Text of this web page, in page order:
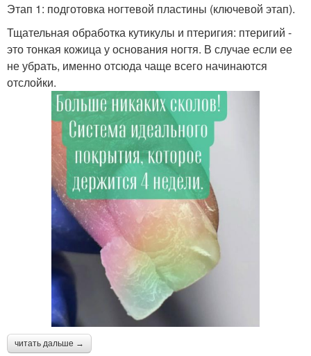
Этап 1: подготовка ногтевой пластины (ключевой этап).
Тщательная обработка кутикулы и птеригия: птеригий -
это тонкая кожица у основания ногтя. В случае если ее
не убрать, именно отсюда чаще всего начинаются
отслойки.
читать дальше →